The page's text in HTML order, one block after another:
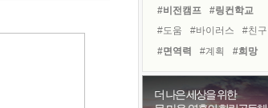
꿈이 실제가 되는 것
'말 타는 법'을 먼저
#비전캠프
#링컨학교
#도움
#바이러스
#친구
#면역력
#계획
#희망
#건강
#사람
#리더
더 나은 세상을 위한